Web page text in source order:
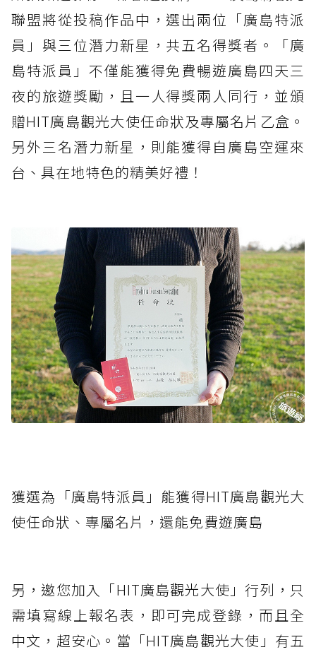
聯盟將從投稿作品中，選出兩位「廣島特派
員」與三位潛力新星，共五名得獎者。「廣
島特派員」不僅能獲得免費暢遊廣島四天三
夜的旅遊獎勵，且一人得獎兩人同行，並頒
贈HIT廣島觀光大使任命狀及專屬名片乙盒。
另外三名潛力新星，則能獲得自廣島空運來
台、具在地特色的精美好禮！
獲選為「廣島特派員」能獲得HIT廣島觀光大
使任命狀、專屬名片，還能免費遊廣島
另，邀您加入「HIT廣島觀光大使」行列，只
需填寫線上報名表，即可完成登錄，而且全
中文，超安心。當「HIT廣島觀光大使」有五